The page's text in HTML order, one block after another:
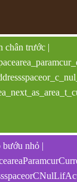
chân trước |
nhỏ |